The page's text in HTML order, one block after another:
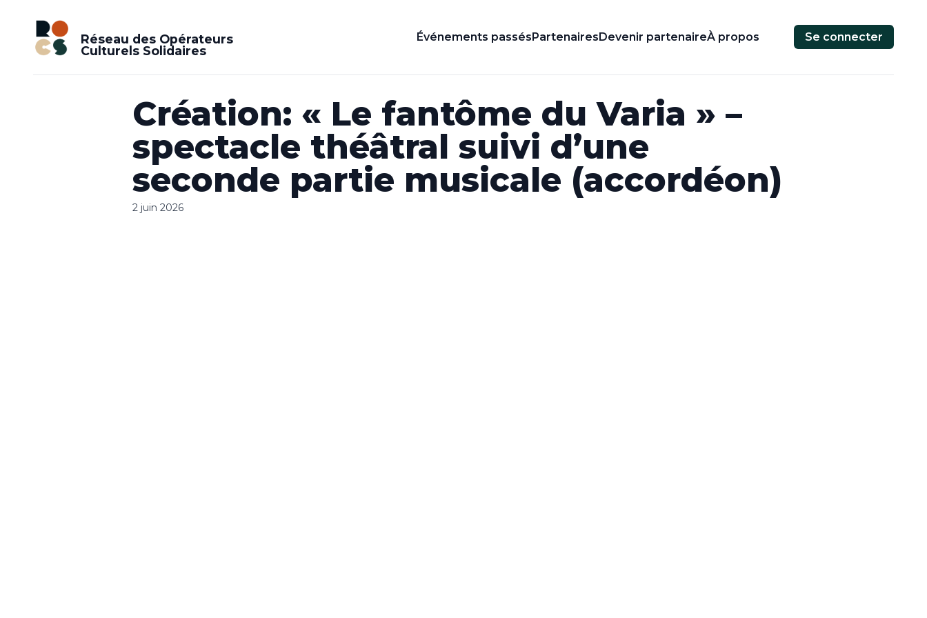
Réseau des Opérateurs
Culturels Solidaires
Événements passésPartenairesDevenir partenaireÀ propos Se connecter
Création: « Le fantôme du Varia » –
spectacle théâtral suivi d’une
seconde partie musicale (accordéon)
2 juin 2026